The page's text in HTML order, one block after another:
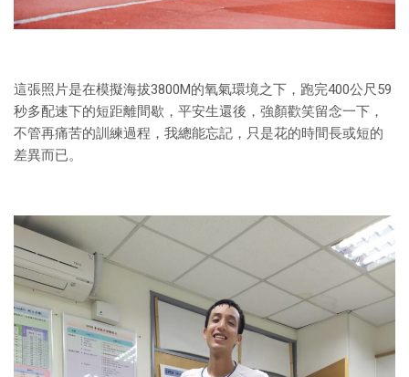
這張照片是在模擬海拔3800M的氧氣環境之下，跑完400公尺59
秒多配速下的短距離間歇，平安生還後，強顏歡笑留念一下，
不管再痛苦的訓練過程，我總能忘記，只是花的時間長或短的
差異而已。